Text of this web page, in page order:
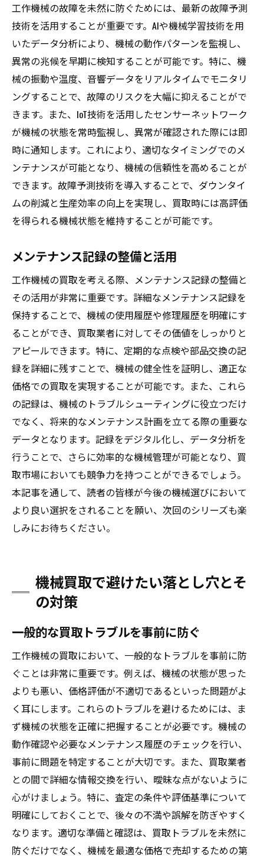
工作機械の故障を未然に防ぐためには、最新の故障予測
技術を活用することが重要です。AIや機械学習技術を用
いたデータ分析により、機械の動作パターンを監視し、
異常の兆候を早期に検知することが可能です。特に、機
械の振動や温度、音響データをリアルタイムでモニタリ
ングすることで、故障のリスクを大幅に抑えることがで
きます。また、IoT技術を活用したセンサーネットワーク
が機械の状態を常時監視し、異常が確認された際には即
時に通知します。これにより、適切なタイミングでのメ
ンテナンスが可能となり、機械の信頼性を高めることが
できます。故障予測技術を導入することで、ダウンタイ
ムの削減と生産効率の向上を実現し、買取時には高評価
を得られる機械状態を維持することが可能です。
メンテナンス記録の整備と活用
工作機械の買取を考える際、メンテナンス記録の整備と
その活用が非常に重要です。詳細なメンテナンス記録を
保持することで、機械の使用履歴や修理履歴を明確にす
ることができ、買取業者に対してその価値をしっかりと
アピールできます。特に、定期的な点検や部品交換の記
録を詳細に残すことで、機械の健全性を証明し、適正な
価格での買取を実現することが可能です。また、これら
の記録は、機械のトラブルシューティングに役立つだけ
でなく、将来的なメンテナンス計画を立てる際の重要な
データとなります。記録をデジタル化し、データ分析を
行うことで、さらに効率的な機械管理が可能となり、買
取市場においても競争力を持つことができるでしょう。
本記事を通して、読者の皆様が今後の機械選びにおいて
より良い選択をされることを願い、次回のシリーズも楽
しみにお待ちください。
機械買取で避けたい落とし穴とそ
の対策
一般的な買取トラブルを事前に防ぐ
工作機械の買取において、一般的なトラブルを事前に防
ぐことは非常に重要です。例えば、機械の状態が思った
よりも悪い、価格評価が不適切であるといった問題がよ
く耳にします。これらのトラブルを避けるためには、ま
ず機械の状態を正確に把握することが必要です。機械の
動作確認や必要なメンテナンス履歴のチェックを行い、
事前に問題を特定することが大切です。また、買取業者
との間で詳細な情報交換を行い、曖昧な点がないように
心がけましょう。特に、査定の条件や評価基準について
明確にしておくことで、後々の不満や誤解を防ぎやすく
なります。適切な準備と確認は、買取トラブルを未然に
防ぐだけでなく、機械を最適な価格で売却するための第